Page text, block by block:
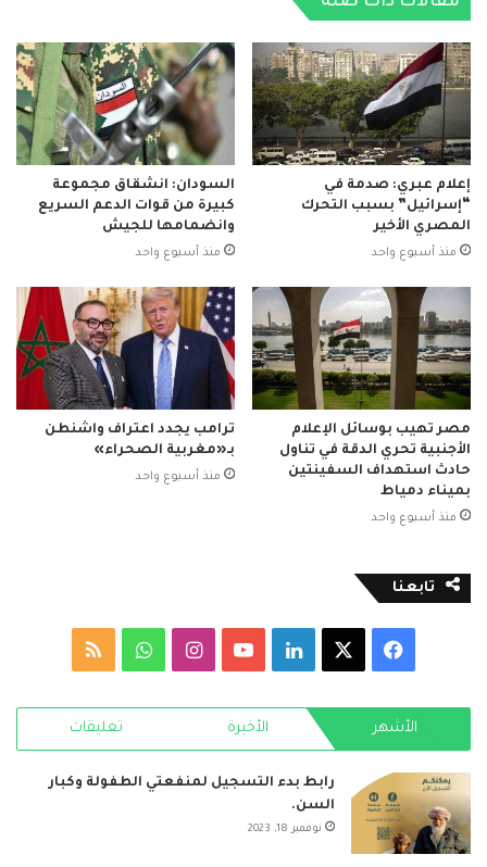
من
إعلام عبري: صدمة في
“إسرائيل” بسبب التحرك
المصري الأخير
منذ أسبوع واحد
السودان: انشقاق مجموعة
كبيرة من قوات الدعم السريع
وانضمامها للجيش
منذ أسبوع واحد
مصر تهيب بوسائل الإعلام
الأجنبية تحري الدقة في تناول
حادث استهداف السفينتين
بميناء دمياط
منذ أسبوع واحد
ترامب يجدد اعتراف واشنطن
بـ«مغربية الصحراء»
منذ أسبوع واحد
تابعنا
فيسبوك لينكدإن‫YouTubeانستقرامواتسابملخص
RSS الأشهر الأخيرة تعليقات
رابط بدء التسجيل لمنفعتي الطفولة وكبار
السن.
نوفمبر 18, 2023